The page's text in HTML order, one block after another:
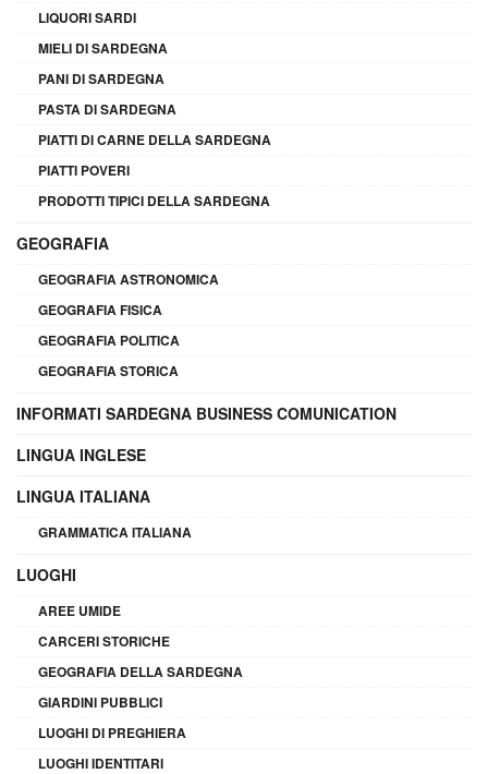
LIQUORI SARDI
MIELI DI SARDEGNA
PANI DI SARDEGNA
PASTA DI SARDEGNA
PIATTI DI CARNE DELLA SARDEGNA
PIATTI POVERI
PRODOTTI TIPICI DELLA SARDEGNA
GEOGRAFIA
GEOGRAFIA ASTRONOMICA
GEOGRAFIA FISICA
GEOGRAFIA POLITICA
GEOGRAFIA STORICA
INFORMATI SARDEGNA BUSINESS COMUNICATION
LINGUA INGLESE
LINGUA ITALIANA
GRAMMATICA ITALIANA
LUOGHI
AREE UMIDE
CARCERI STORICHE
GEOGRAFIA DELLA SARDEGNA
GIARDINI PUBBLICI
LUOGHI DI PREGHIERA
LUOGHI IDENTITARI